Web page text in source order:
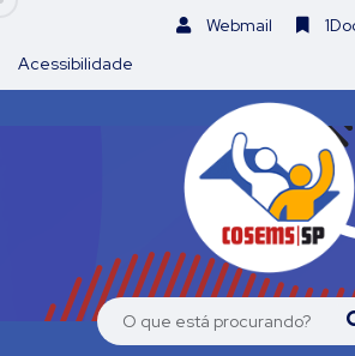
Webmail
Acessibilidade